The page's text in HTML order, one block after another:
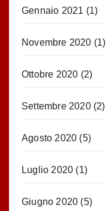
Gennaio 2021 (1)
Novembre 2020 (1)
Ottobre 2020 (2)
Settembre 2020(2)
Agosto 2020 (5)
Luglio 2020 (1)
Giugno 2020 (5)